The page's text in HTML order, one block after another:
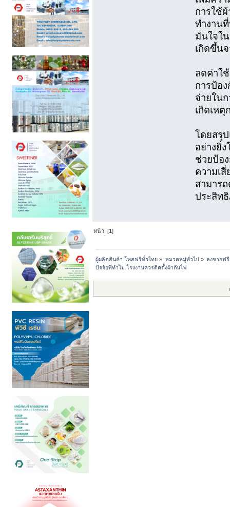
การใช้
ทำงาน
มั่นใจใ
เกิดขึ้น
ลดค่าใ
การป้อ
จ่ายใน
เกิดเห
โดยสรุ
อย่างยิ่
ช่วยป้อ
ความเสี่
สามาร
ประสิท
หน้า: [1]
ผู้ผลิตสินค้า โพสฟรีทั่วไทย » หมวดหมู่ทั่วไป » ลงขายฟ
ปัจจัยที่ทำไม โรงงานควรติดตั้งผ้ากันไฟ